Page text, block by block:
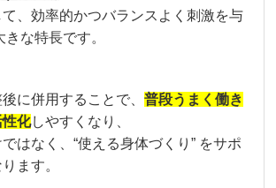
、効率的かつバランスよく刺激を与
な特長です。
に併用することで、普段うまく働き
性化しやすくなり、
ではなく、“使える身体づくり” をサポ
ます。